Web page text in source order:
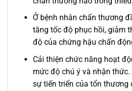
Ở bệnh nhân chấn thương
tăng tốc độ phục hồi, giảm
độ của chứng hậu chấn
Cải thiện chức năng hoạt
mức độ chú ý và nhận
sự tiến triển của tổn thương